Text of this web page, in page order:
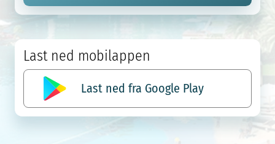
Last ned mobilappen
Last ned fra Google Play